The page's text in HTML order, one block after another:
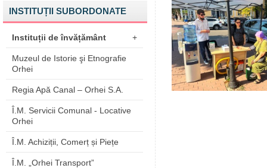
INSTITUȚII SUBORDONATE
Instituții de învățământ +
Muzeul de Istorie şi Etnografie
Orhei
Regia Apă Canal – Orhei S.A.
Î.M. Servicii Comunal - Locative
Orhei
Î.M. Achiziții, Comerț și Piețe
Î.M. „Orhei Transport”